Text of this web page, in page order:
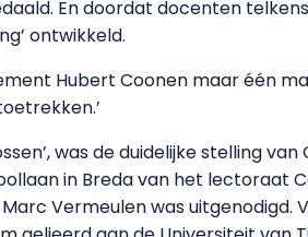
En doordat docenten
ontwikkeld.
Hubert Coonen maar één
was de duidelijke stelling
in Breda van het lectoraat
Vermeulen was